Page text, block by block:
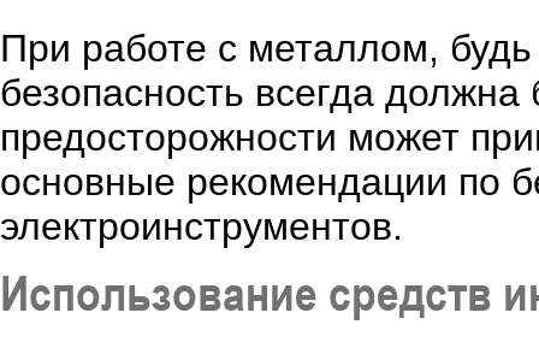
При работе с металлом,
безопасность всегда
предосторожности может
основные рекомендации по
электроинструментов.
Использование средств